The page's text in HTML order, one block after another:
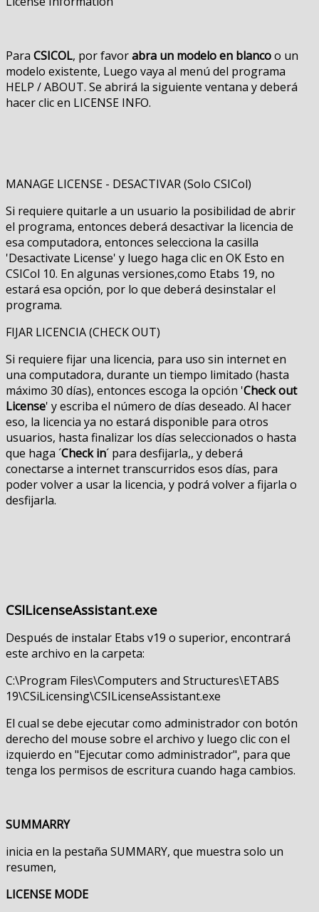
Para CSICOL, por favorabra un modelo en blancoo un
modelo existente, Luego vaya al menú del programa
HELP / ABOUT. Se abrirá la siguiente ventana y deberá
hacer clic en LICENSE INFO.
MANAGE LICENSE - DESACTIVAR (Solo CSICol)
Si requiere quitarle a un usuario la posibilidad de abrir
el programa, entonces deberá desactivar la licencia de
esa computadora, entonces selecciona la casilla
'Desactivate License' y luego haga clic en OK Esto en
CSICol 10. En algunas versiones,como Etabs 19, no
estará esa opción, por lo que deberá desinstalar el
programa.
FIJAR LICENCIA (CHECK OUT)
Si requiere fijar una licencia, para uso sin internet en
una computadora, durante un tiempo limitado (hasta
máximo 30 días), entonces escoga la opción 'Check out
License' y escriba el número de días deseado. Al hacer
eso, la licencia ya no estará disponible para otros
usuarios, hasta finalizar los días seleccionados o hasta
que haga ´Check in´ para desfijarla,, y deberá
conectarse a internet transcurridos esos días, para
poder volver a usar la licencia, y podrá volver a fijarla o
desfijarla.
CSILicenseAssistant.exe
Después de instalar Etabs v19 o superior, encontrará
este archivo en la carpeta:
C:\Program Files\Computers and Structures\ETABS
19\CSiLicensing\CSILicenseAssistant.exe
El cual se debe ejecutar como administrador con botón
derecho del mouse sobre el archivo y luego clic con el
izquierdo en "Ejecutar como administrador", para que
tenga los permisos de escritura cuando haga cambios.
SUMMARRY
inicia en la pestaña SUMMARY, que muestra solo un
resumen,
LICENSE MODE